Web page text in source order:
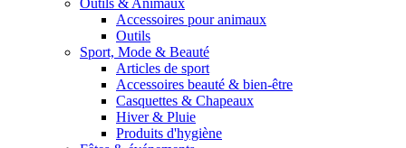
Outils & Animaux
Accessoires pour animaux
Outils
Sport, Mode & Beauté
Articles de sport
Accessoires beauté & bien-être
Casquettes & Chapeaux
Hiver & Pluie
Produits d'hygiène